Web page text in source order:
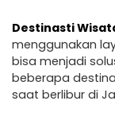
Destinasti
menggunakan
bisa menjadi
beberapa
saat berlibur di